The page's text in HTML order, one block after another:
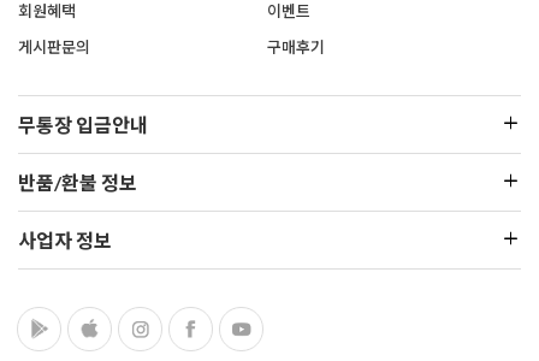
회원혜택
이벤트
게시판문의
구매후기
무통장 입금안내
반품/환불 정보
사업자 정보